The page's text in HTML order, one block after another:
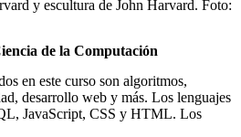
y escultura de John Harvard. Foto:
de la Computación
en este curso son algoritmos,
desarrollo web y más. Los lenguajes
JavaScript, CSS y HTML. Los